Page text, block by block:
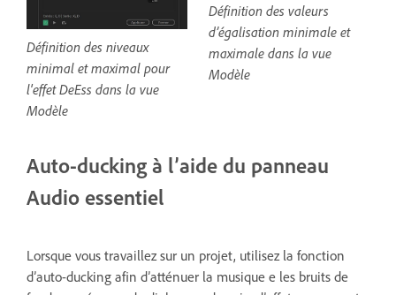
Définition des niveaux
minimal et maximal pour
l'effet DeEss dans la vue
Modèle
Définition des valeurs
d’égalisation minimale et
maximale dans la vue
Modèle
Auto-ducking à l’aide du panneau
Audio essentiel
Lorsque vous travaillez sur un projet, utilisez la fonction
d’auto-ducking afin d’atténuer la musique e les bruits de